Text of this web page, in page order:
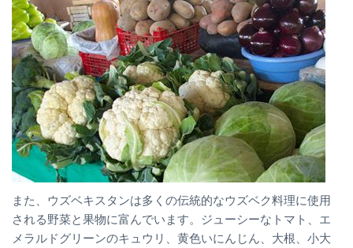
また、ウズベキスタンは多くの伝統的なウズベク料理に使用
される野菜と果物に富んでいます。ジューシーなトマト、エ
メラルドグリーンのキュウリ、黄色いにんじん、大根、小大